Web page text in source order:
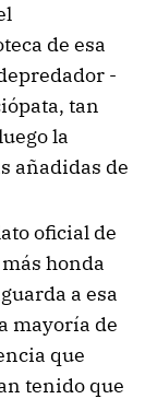
de esa
-
tan
la
añadidas de
oficial de
honda
a esa
mayoría de
que
tenido que